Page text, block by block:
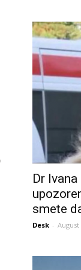
Dr
smete
Desk - August